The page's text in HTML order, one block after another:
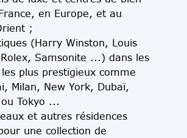
en Europe, et au
;
(Harry Winston, Louis
Samsonite ...) dans les
plus prestigieux comme
Milan, New York, Dubaï,
Tokyo ...
et autres résidences
une collection de